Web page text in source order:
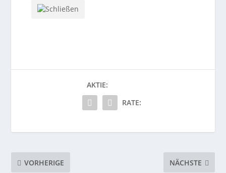
AKTIE:
RATE:
VORHERIGE NÄCHSTE